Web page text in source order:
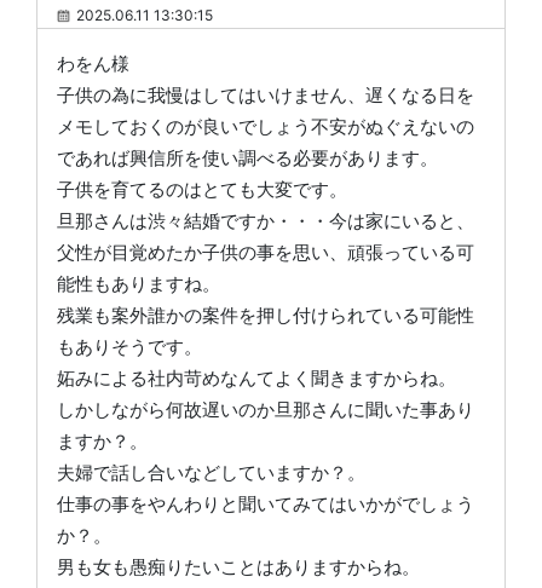
2025.06.11 13:30:15
わをん様
子供の為に我慢はしてはいけません、遅くなる日を
メモしておくのが良いでしょう不安がぬぐえないの
であれば興信所を使い調べる必要があります。
子供を育てるのはとても大変です。
旦那さんは渋々結婚ですか・・・今は家にいると、
父性が目覚めたか子供の事を思い、頑張っている可
能性もありますね。
残業も案外誰かの案件を押し付けられている可能性
もありそうです。
妬みによる社内苛めなんてよく聞きますからね。
しかしながら何故遅いのか旦那さんに聞いた事あり
ますか？。
夫婦で話し合いなどしていますか？。
仕事の事をやんわりと聞いてみてはいかがでしょう
か？。
男も女も愚痴りたいことはありますからね。